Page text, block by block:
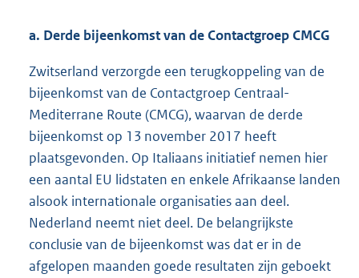
a. Derde bijeenkomst van de Contactgroep CMCG
Zwitserland verzorgde een terugkoppeling van de
bijeenkomst van de Contactgroep Centraal-
Mediterrane Route (CMCG), waarvan de derde
bijeenkomst op 13 november 2017 heeft
plaatsgevonden. Op Italiaans initiatief nemen hier
een aantal EU lidstaten en enkele Afrikaanse landen
alsook internationale organisaties aan deel.
Nederland neemt niet deel. De belangrijkste
conclusie van de bijeenkomst was dat er in de
afgelopen maanden goede resultaten zijn geboekt